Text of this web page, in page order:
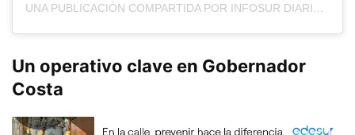
UNA PUBLICACIÓN COMPARTIDA POR INFOSUR DIARIO (@DIARIOINFOSUR)
Un operativo clave en Gobernador
Costa